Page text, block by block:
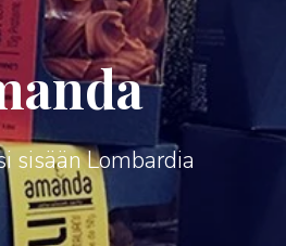
sisään Lombardia